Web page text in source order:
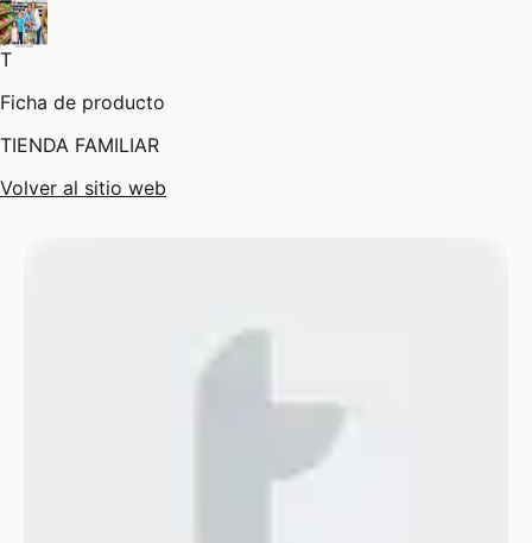
T
Ficha de producto
TIENDA FAMILIAR
Volver al sitio web